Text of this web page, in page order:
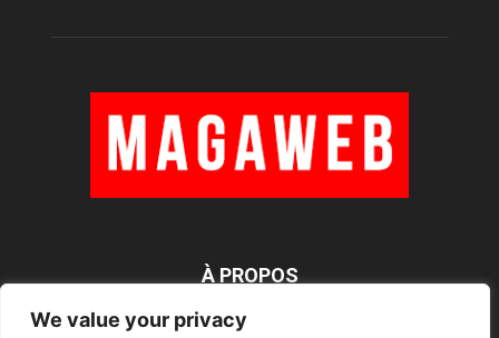
We value your privacy
À PROPOS